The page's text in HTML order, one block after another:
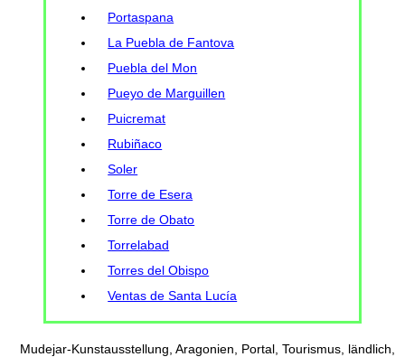
Portaspana
La Puebla de Fantova
Puebla del Mon
Pueyo de Marguillen
Puicremat
Rubiñaco
Soler
Torre de Esera
Torre de Obato
Torrelabad
Torres del Obispo
Ventas de Santa Lucía
Mudejar-Kunstausstellung, Aragonien, Portal, Tourismus, ländlich,